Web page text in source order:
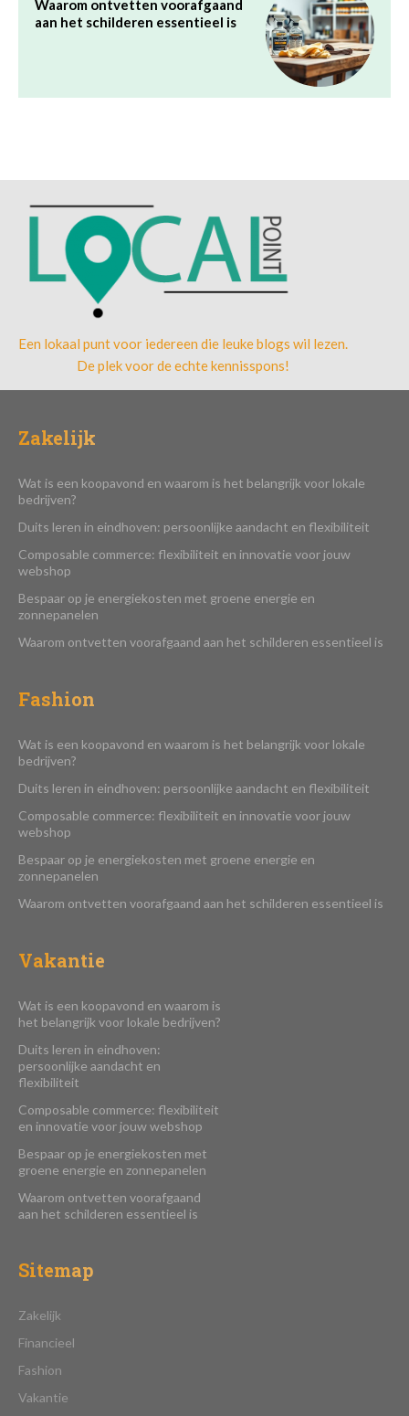
Een lokaal punt voor iedereen die leuke blogs wil lezen.
De plek voor de echte kennisspons!
Zakelijk
Wat is een koopavond en waarom is het belangrijk voor lokale
bedrijven?
Duits leren in eindhoven: persoonlijke aandacht en flexibiliteit
Composable commerce: flexibiliteit en innovatie voor jouw
webshop
Bespaar op je energiekosten met groene energie en
zonnepanelen
Waarom ontvetten voorafgaand aan het schilderen essentieel is
Fashion
Wat is een koopavond en waarom is het belangrijk voor lokale
bedrijven?
Duits leren in eindhoven: persoonlijke aandacht en flexibiliteit
Composable commerce: flexibiliteit en innovatie voor jouw
webshop
Bespaar op je energiekosten met groene energie en
zonnepanelen
Waarom ontvetten voorafgaand aan het schilderen essentieel is
Vakantie
Wat is een koopavond en waarom is
het belangrijk voor lokale bedrijven?
Duits leren in eindhoven:
persoonlijke aandacht en
flexibiliteit
Composable commerce: flexibiliteit
en innovatie voor jouw webshop
Bespaar op je energiekosten met
groene energie en zonnepanelen
Waarom ontvetten voorafgaand
aan het schilderen essentieel is
Sitemap
Zakelijk
Financieel
Fashion
Vakantie